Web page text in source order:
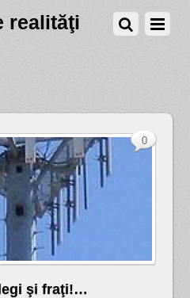
realităţi
şi fraţi!…
0